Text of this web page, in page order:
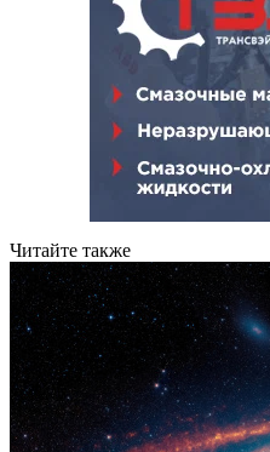
Читайте также